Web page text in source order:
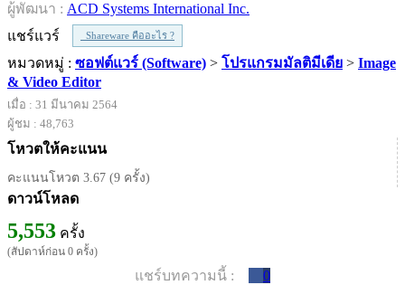
ผู้พัฒนา : ACD Systems International Inc.
แชร์แวร์
Shareware คืออะไร ?
หมวดหมู่ : ซอฟต์แวร์ (Software) > โปรแกรมมัลติมีเดีย > Image
& Video Editor
เมื่อ : 31 มีนาคม 2564
ผู้ชม : 48,763
โหวตให้คะแนน
คะแนนโหวต 3.67 (9 ครั้ง)
ดาวน์โหลด
5,553 ครั้ง
(สัปดาห์ก่อน 0 ครั้ง)
แชร์บทความนี้ : 0